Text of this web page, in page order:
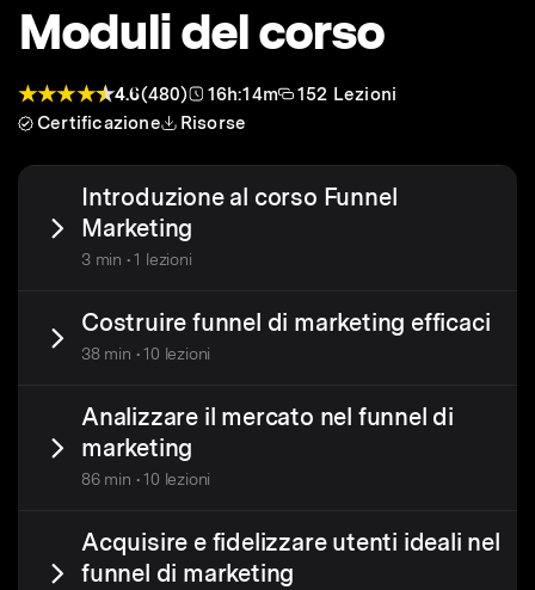
Moduli del corso
4.6(480) 16h:14m
152 Lezioni
Certificazione
Risorse
Introduzione al corso Funnel
Marketing
3 min • 1 lezioni
Costruire funnel di marketing efficaci
38 min • 10 lezioni
Analizzare il mercato nel funnel di
marketing
86 min • 10 lezioni
Acquisire e fidelizzare utenti ideali nel
funnel di marketing